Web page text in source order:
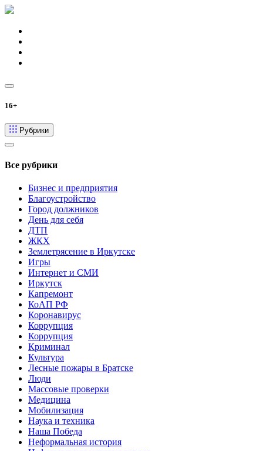
16+
Рубрики
Все рубрики
Бизнес и предприятия
Благоустройство
Город должников
День для себя
ДТП
ЖКХ
Землетрясение в Иркутске
Игры
Интернет и СМИ
Иркутск
Капремонт
КоАП РФ
Коронавирус
Коррупция
Коррупция
Криминал
Культура
Лесные пожары в Братске
Люди
Массовые проверки
Медицина
Мобилизация
Наука и техника
Наша Победа
Неформальная история